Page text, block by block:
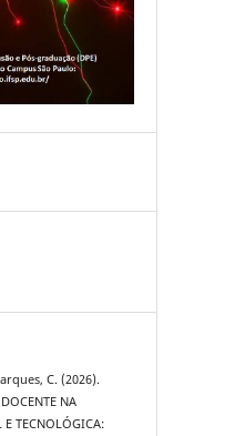
C. (2026).
NA
E TECNOLÓGICA: